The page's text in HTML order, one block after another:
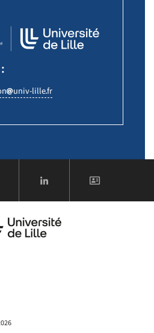
univ-lillefr